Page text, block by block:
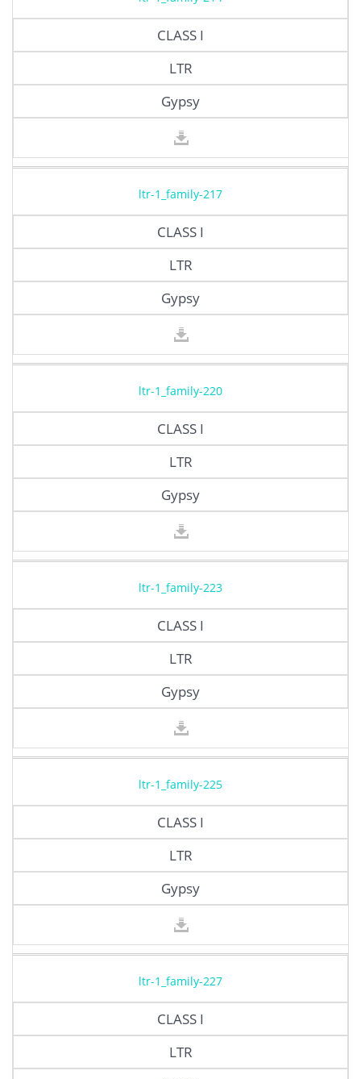
CLASS I
LTR
Gypsy
ltr-1_family-217
CLASS I
LTR
Gypsy
ltr-1_family-220
CLASS I
LTR
Gypsy
ltr-1_family-223
CLASS I
LTR
Gypsy
ltr-1_family-225
CLASS I
LTR
Gypsy
ltr-1_family-227
CLASS I
LTR